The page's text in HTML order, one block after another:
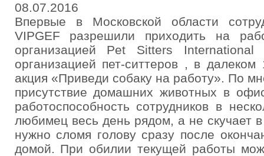
08.07.2016
Впервые в Московской области
VIPGEF разрешили приходить на
организацией Pet Sitters International
организацией пет-ситтеров , в
акция «Приведи собаку на работу». По
присутствие домашних животных в
работоспособность сотрудников в
любимец весь день рядом, а не скучает
нужно сломя голову сразу после
домой. При обилии текущей работы